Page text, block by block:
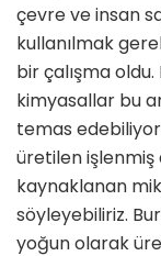
çevre ve insan
kullanılmak
bir çalışma
kimyasallar bu
temas
üretilen işlenmiş
kaynaklanan
söyleyebiliriz.
yoğun olarak